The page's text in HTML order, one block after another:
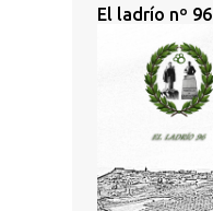
El ladrío nº 96